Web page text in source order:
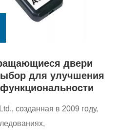
двери
для улучшения
созданная в 2009 году,